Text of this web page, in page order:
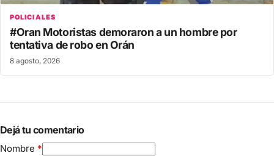
POLICIALES
#Oran Motoristas demoraron a un hombre por
tentativa de robo en Orán
8 agosto, 2026
Dejá tu comentario
Nombre *